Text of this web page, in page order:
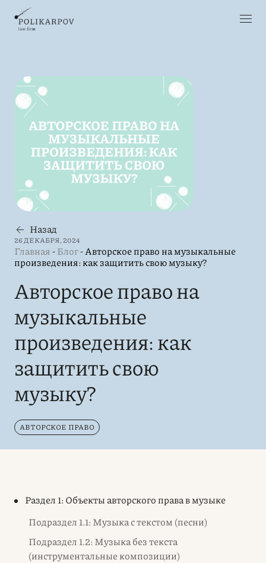
Назад
26 ДЕКАБРЯ, 2024
Главная-Блог-Авторское право на музыкальные
произведения: как защитить свою музыку?
Авторское право на
музыкальные
произведения: как
защитить свою
музыку?
АВТОРСКОЕ ПРАВО
Раздел 1: Объекты авторского права в музыке
Подраздел 1.1: Музыка с текстом (песни)
Подраздел 1.2: Музыка без текста
(инструментальные композиции)